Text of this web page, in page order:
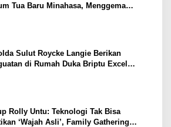
Tua Baru Minahasa, Menggema
Sulut Roycke Langie Berikan
di Rumah Duka Briptu Excel
Rolly Untu: Teknologi Tak Bisa
‘Wajah Asli’, Family Gathering